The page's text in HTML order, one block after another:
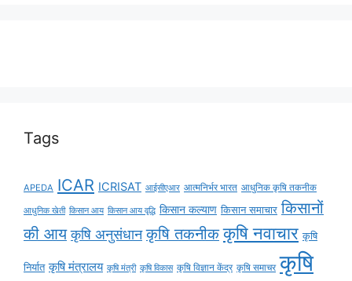
Tags
APEDA ICAR ICRISAT आईसीएआर आत्मनिर्भर भारत आधुनिक कृषि तकनीक
आधुनिक खेती किसान आय किसान आय वृद्धि किसान कल्याण किसान समाचार किसानों
की आय कृषि अनुसंधान कृषि तकनीक कृषि नवाचार कृषि
निर्यात कृषि मंत्रालय कृषि मंत्री कृषि विकास कृषि विज्ञान केंद्र कृषि समाचर कृषि